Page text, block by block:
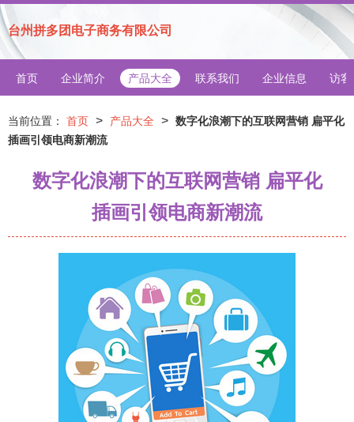
台州拼多团电子商务有限公司
首页 企业简介 产品大全 联系我们 企业信息 访客
当前位置： 首页 > 产品大全 > 数字化浪潮下的互联网营销 扁平化
插画引领电商新潮流
数字化浪潮下的互联网营销 扁平化
插画引领电商新潮流